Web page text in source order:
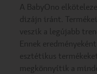
A BabyOno
dizájn iránt.
veszik a legújabb
Ennek
esztétikus
megkönnyítik a